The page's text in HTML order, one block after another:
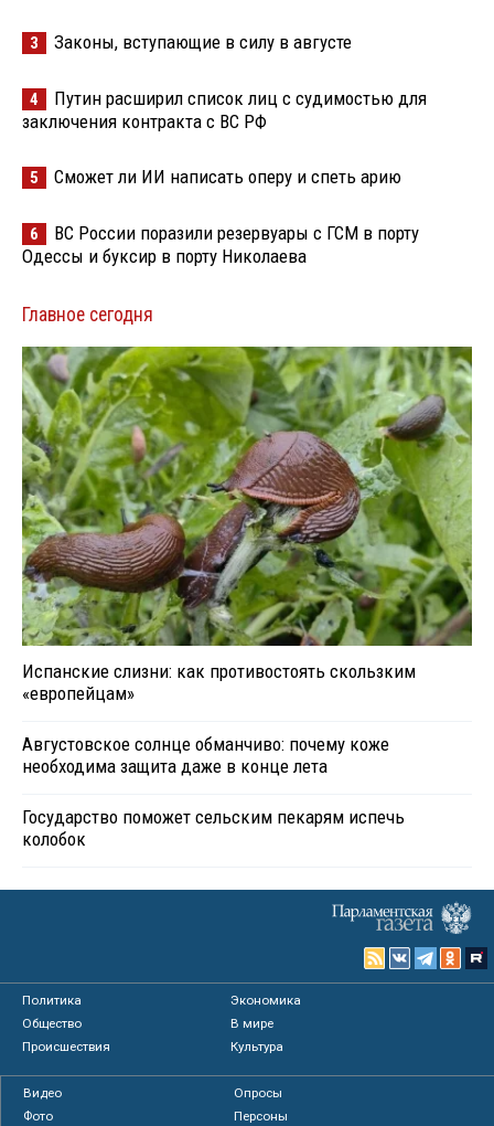
3 Законы, вступающие в силу в августе
4
Путин расширил список лиц с судимостью для
заключения контракта с ВС РФ
5 Сможет ли ИИ написать оперу и спеть арию
6
ВС России поразили резервуары с ГСМ в порту
Одессы и буксир в порту Николаева
Главное сегодня
Испанские слизни: как противостоять скользким
«европейцам»
Августовское солнце обманчиво: почему коже
необходима защита даже в конце лета
Государство поможет сельским пекарям испечь
колобок
Политика
Экономика
Общество
В мире
Происшествия
Культура
Видео
Опросы
Фото
Персоны